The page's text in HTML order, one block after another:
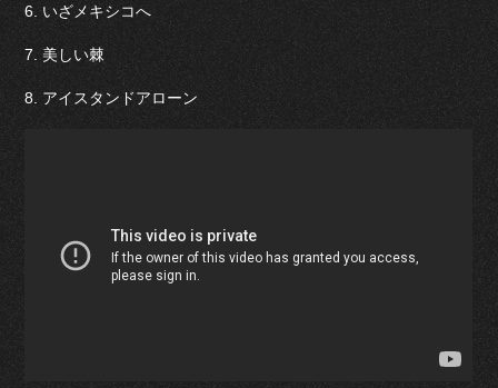
6. いざメキシコへ
7. 美しい棘
8. アイスタンドアローン